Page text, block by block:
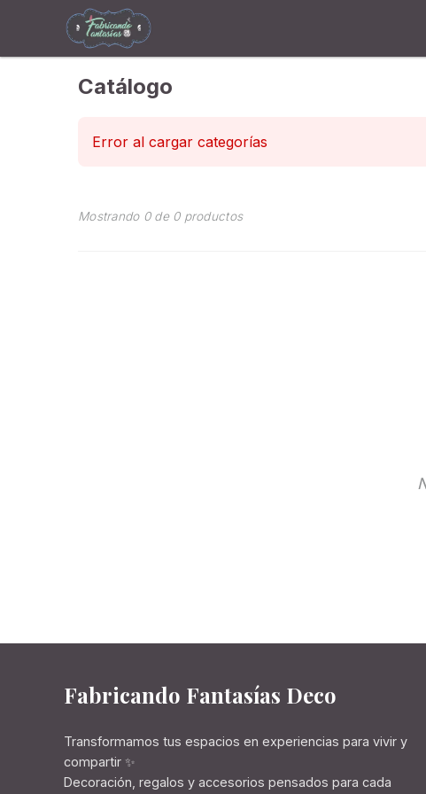
Catálogo
Error al cargar categorías
Mostrando 0de 0productos
Fabricando Fantasías Deco
Transformamos tus espacios en experiencias para vivir y
compartir ✨
Decoración, regalos y accesorios pensados para cada